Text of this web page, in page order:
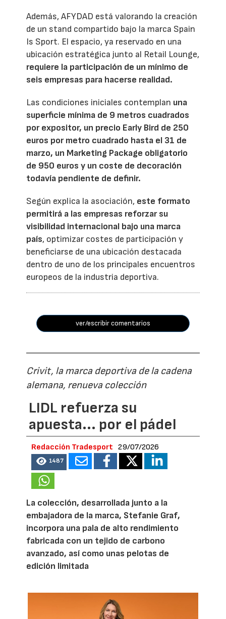
Además, AFYDAD está valorando la creación
de un stand compartido bajo la marca Spain
Is Sport. El espacio, ya reservado en una
ubicación estratégica junto al Retail Lounge,
requiere la participación de un mínimo de
seis empresas para hacerse realidad.
Las condiciones iniciales contemplan una
superficie mínima de 9 metros cuadrados
por expositor, un precio Early Bird de 250
euros por metro cuadrado hasta el 31 de
marzo, un Marketing Package obligatorio
de 950 euros y un coste de decoración
todavía pendiente de definir.
Según explica la asociación, este formato
permitirá a las empresas reforzar su
visibilidad internacional bajo una marca
país, optimizar costes de participación y
beneficiarse de una ubicación destacada
dentro de uno de los principales encuentros
europeos de la industria deportiva.
ver/escribir comentarios
Crivit, la marca deportiva de la cadena
alemana, renueva colección
LIDL refuerza su
apuesta... por el pádel
Redacción Tradesport 29/07/2026
1487
La colección, desarrollada junto a la
embajadora de la marca, Stefanie Graf,
incorpora una pala de alto rendimiento
fabricada con un tejido de carbono
avanzado, así como unas pelotas de
edición limitada